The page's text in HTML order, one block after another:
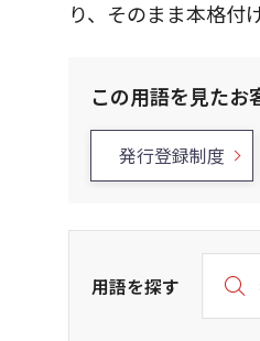
り、そのまま本格付
この用語を見たお
発行登録制度
用語を探す